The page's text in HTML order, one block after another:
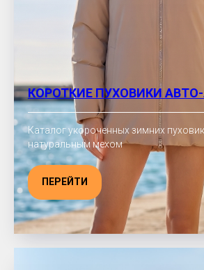
КОРОТКИЕ ПУХОВИКИ
Каталог укороченных зимних
натуральным мехом
ПЕРЕЙТИ